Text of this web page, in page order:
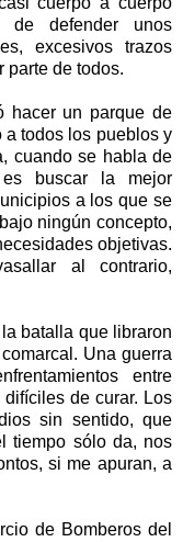
defender unos
excesivos trazos
parte de todos.
hacer un parque de
a todos los pueblos y
cuando se habla de
buscar la mejor
a los que se
ningún concepto,
objetivas.
al contrario,
batalla que libraron
Una guerra
entre
de curar. Los
sin sentido, que
tiempo sólo da, nos
si me apuran, a
de Bomberos del